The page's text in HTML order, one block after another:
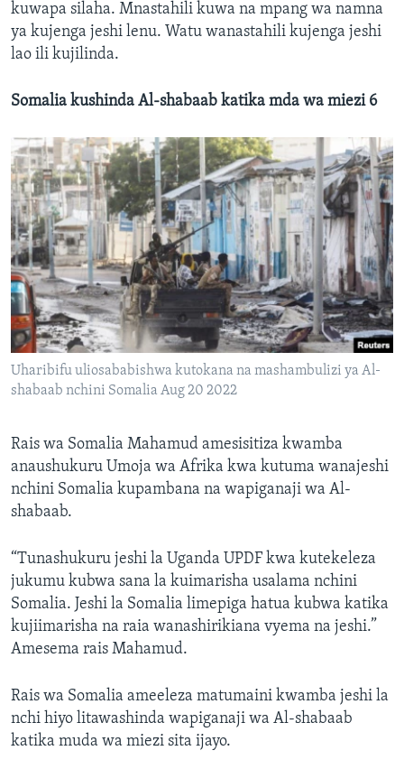
kuwapa silaha. Mnastahili kuwa na mpang wa namna
ya kujenga jeshi lenu. Watu wanastahili kujenga jeshi
lao ili kujilinda.
Somalia kushinda Al-shabaab katika mda wa miezi 6
Uharibifu uliosababishwa kutokana na mashambulizi ya Al-
shabaab nchini Somalia Aug 20 2022
Rais wa Somalia Mahamud amesisitiza kwamba
anaushukuru Umoja wa Afrika kwa kutuma wanajeshi
nchini Somalia kupambana na wapiganaji wa Al-
shabaab.
“Tunashukuru jeshi la Uganda UPDF kwa kutekeleza
jukumu kubwa sana la kuimarisha usalama nchini
Somalia. Jeshi la Somalia limepiga hatua kubwa katika
kujiimarisha na raia wanashirikiana vyema na jeshi.”
Amesema rais Mahamud.
Rais wa Somalia ameeleza matumaini kwamba jeshi la
nchi hiyo litawashinda wapiganaji wa Al-shabaab
katika muda wa miezi sita ijayo.